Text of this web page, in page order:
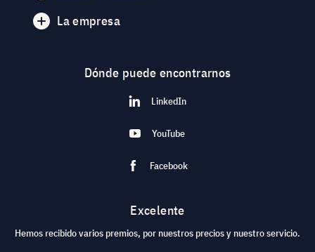
La empresa
Dónde puede encontrarnos
LinkedIn
YouTube
Facebook
Excelente
Hemos recibido varios premios, por nuestros precios y nuestro servicio.